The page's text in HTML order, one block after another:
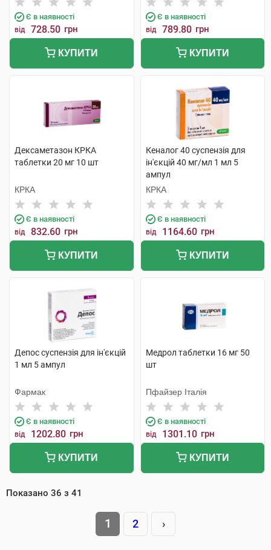
Є в наявності
від 728.50 грн
КУПИТИ
Є в наявності
від 789.80 грн
КУПИТИ
Дексаметазон КРКА
таблетки 20 мг 10 шт
КРКА
Є в наявності
від 832.60 грн
КУПИТИ
Кеналог 40 суспензія для
ін'єкцій 40 мг/мл 1 мл 5
ампул
КРКА
Є в наявності
від 1164.60 грн
КУПИТИ
Депос суспензія для ін'єкцій
1 мл 5 ампул
Фармак
Є в наявності
від 1202.80 грн
КУПИТИ
Медрол таблетки 16 мг 50
шт
Пфайзер Італія
Є в наявності
від 1301.10 грн
КУПИТИ
Показано 36 з 41
1 2 ›